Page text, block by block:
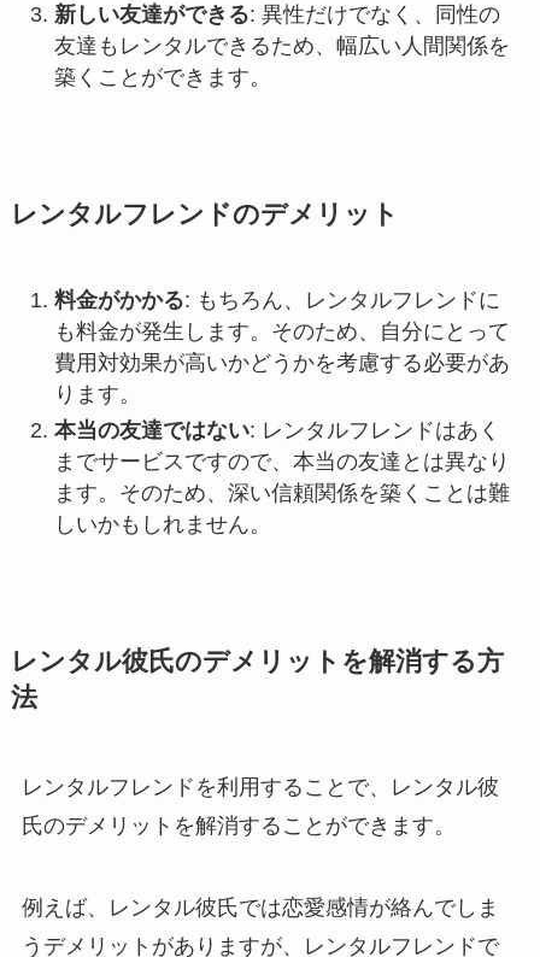
新しい友達ができる: 異性だけでなく、同性の
友達もレンタルできるため、幅広い人間関係を
築くことができます。
レンタルフレンドのデメリット
料金がかかる: もちろん、レンタルフレンドに
も料金が発生します。そのため、自分にとって
費用対効果が高いかどうかを考慮する必要があ
ります。
本当の友達ではない: レンタルフレンドはあく
までサービスですので、本当の友達とは異なり
ます。そのため、深い信頼関係を築くことは難
しいかもしれません。
レンタル彼氏のデメリットを解消する方
法
レンタルフレンドを利用することで、レンタル彼
氏のデメリットを解消することができます。
例えば、レンタル彼氏では恋愛感情が絡んでしま
うデメリットがありますが、レンタルフレンドで